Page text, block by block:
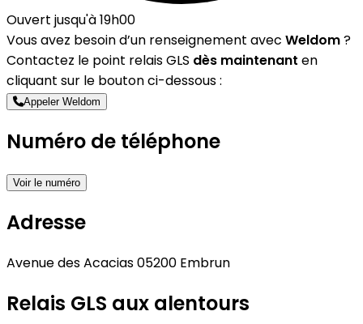
Ouvert jusqu'à 19h00
Vous avez besoin d’un renseignement avec Weldom?
Contactez le point relais GLS dès maintenant en
cliquant sur le bouton ci-dessous :
Appeler Weldom
Numéro de téléphone
Voir le numéro
Adresse
Avenue des Acacias 05200 Embrun
Relais GLS aux alentours